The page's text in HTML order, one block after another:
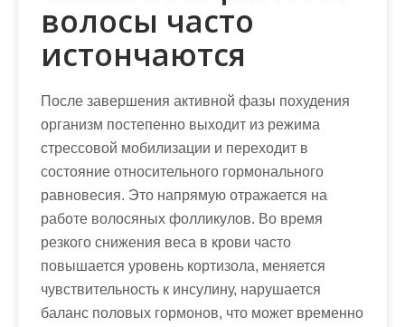
волосы часто
истончаются
После завершения активной фазы похудения
организм постепенно выходит из режима
стрессовой мобилизации и переходит в
состояние относительного гормонального
равновесия. Это напрямую отражается на
работе волосяных фолликулов. Во время
резкого снижения веса в крови часто
повышается уровень кортизола, меняется
чувствительность к инсулину, нарушается
баланс половых гормонов, что может временно